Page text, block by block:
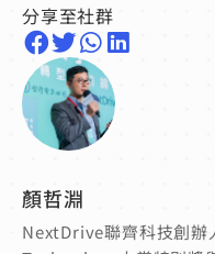
分享至社群
顏哲淵
NextDrive聯齊科技創辦